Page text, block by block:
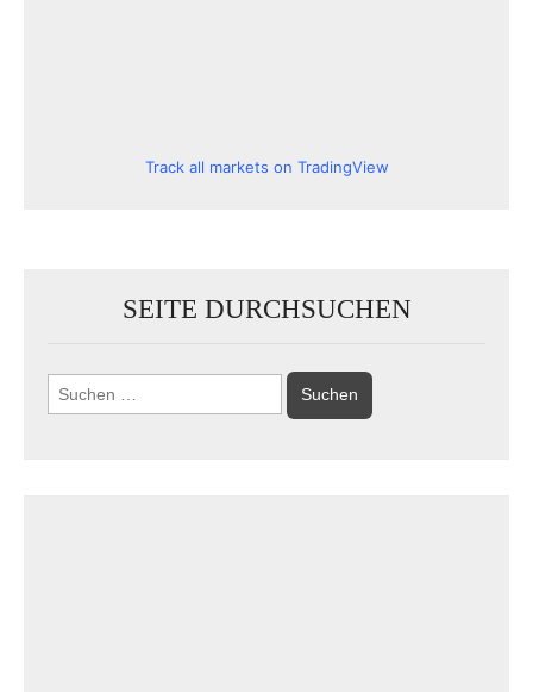
Track all markets on TradingView
SEITE DURCHSUCHEN
Suchen
nach: